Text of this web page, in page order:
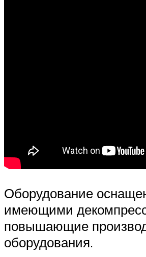
Оборудование
имеющими
повышающие
оборудования.